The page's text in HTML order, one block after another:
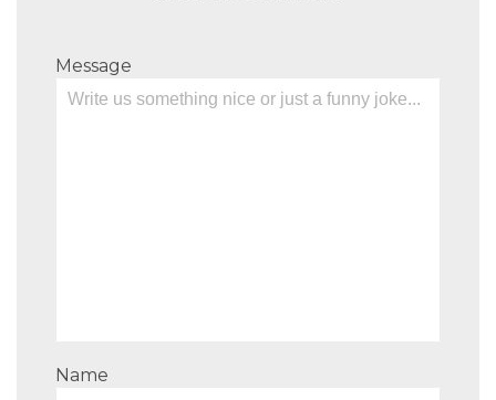
Message
Name